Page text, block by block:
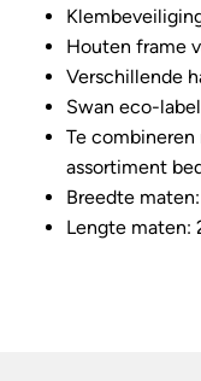
Houten frame
Verschillende
Swan eco-
Te
assortiment
Breedte
Lengte maten: